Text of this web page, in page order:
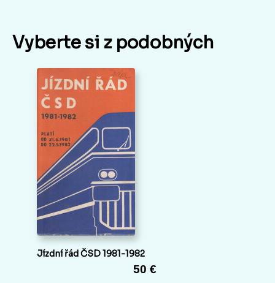
Vyberte si z podobných
Jízdní řád ČSD 1981-1982
50 €